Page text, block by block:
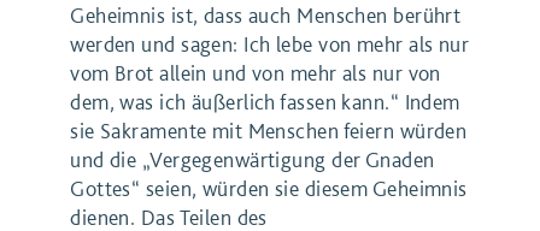
Geheimnis ist, dass auch Menschen berührt
werden und sagen: Ich lebe von mehr als nur
vom Brot allein und von mehr als nur von
dem, was ich äußerlich fassen kann.“ Indem
sie Sakramente mit Menschen feiern würden
und die „Vergegenwärtigung der Gnaden
Gottes“ seien, würden sie diesem Geheimnis
dienen. Das Teilen des